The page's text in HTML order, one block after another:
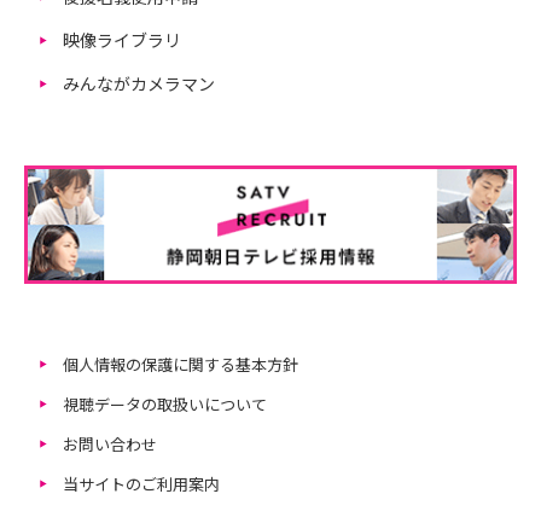
映像ライブラリ
みんながカメラマン
個人情報の保護に関する基本方針
視聴データの取扱いについて
お問い合わせ
当サイトのご利用案内